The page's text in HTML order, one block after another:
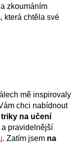
zkoumáním
, která chtěla své
mě inspirovaly
chci nabídnout
na učení
a pravidelnější
. Zatím jsem na